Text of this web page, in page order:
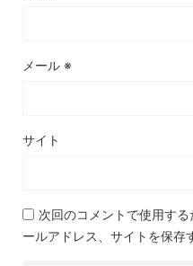
メール ※
サイト
次回のコメントで使用す
ールアドレス、サイトを保存